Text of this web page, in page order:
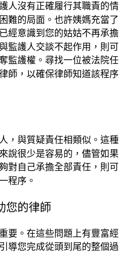
人沒有正確履行其職責的情
難的局面。也許姨媽充當了
經意識到您的姑姑不再承擔
監護人交談不起作用，則可
監護權。尋找一位被法院任
師，以確保律師知道該程序
，與質疑責任相類似。這種
說很少是容易的，儘管如果
對自己承擔全部責任，則可
程序。
您的律師
要。在這些問題上有豐富經
導您完成從頭到尾的整個過